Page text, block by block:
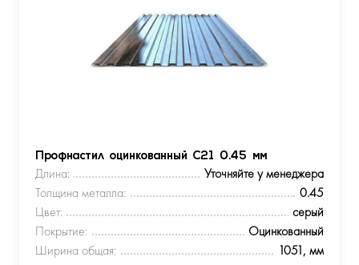
Профнастил оцинкованный С21 0.45 мм
Длина:
Уточняйте у менеджера
Толщина металла:
0.45
Цвет:
серый
Покрытие:
Оцинкованный
Ширина общая:
1051, мм